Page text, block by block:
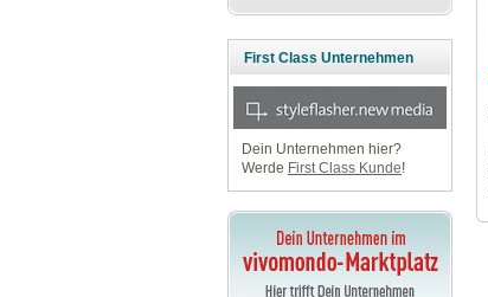
First Class Unternehmen
Dein Unternehmen hier?
Werde First Class Kunde!